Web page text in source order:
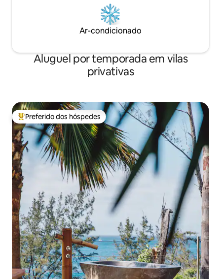
Ar-condicionado
Aluguel por temporada em vilas
privativas
Entre os melhores preferidos dos hóspedes
Preferido dos hóspedes